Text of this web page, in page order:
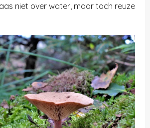
niet over water, maar toch reuze